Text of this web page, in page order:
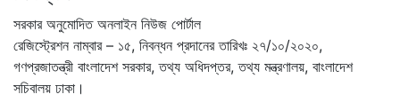
সরকার অনুমোদিত অনলাইন নিউজ পোর্টাল
রেজিস্ট্রেশন নাম্বার – ১৫, নিবন্ধন প্রদানের তারিখঃ ২৭/১০/২০২০,
গণপ্রজাতন্ত্রী বাংলাদেশ সরকার, তথ্য অধিদপ্তর, তথ্য মন্ত্রণালয়, বাংলাদেশ
সচিবালয় ঢাকা।